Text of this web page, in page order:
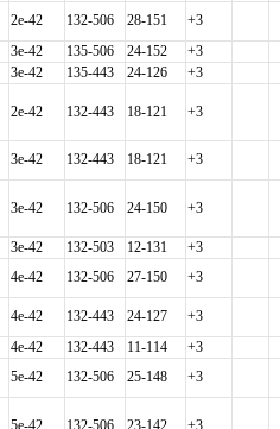
2e-42 132-506 28-151
+3
3e-42 135-506 24-152
+3
3e-42 135-443 24-126 +3
2e-42 132-443 18-121 +3
3e-42 132-443 18-121 +3
3e-42 132-506 24-150 +3
3e-42 132-503 12-131
+3
4e-42 132-506 27-150 +3
4e-42 132-443 24-127
+3
4e-42 132-443 11-114
+3
5e-42 132-506 25-148 +3
5e-42 132-506 23-142 +3